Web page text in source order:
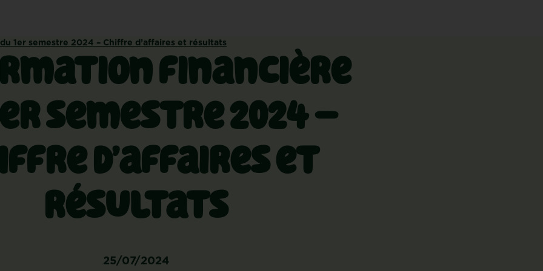
1er semestre 2024 – Chiffre d’affaires et résultats
financière
semestre 2024 –
d’affaires et
résultats
25/07/2024